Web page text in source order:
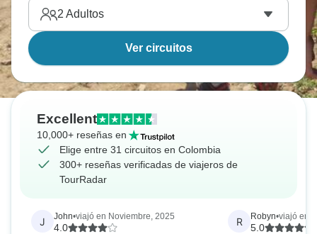
2 Adultos
Ver circuitos
Excellent
10,000+ reseñas en
Elige entre 31 circuitos en Colombia
300+ reseñas verificadas de viajeros de
TourRadar
J John•viajó en Noviembre, 2025
4.0
R Robyn•viajó en
5.0